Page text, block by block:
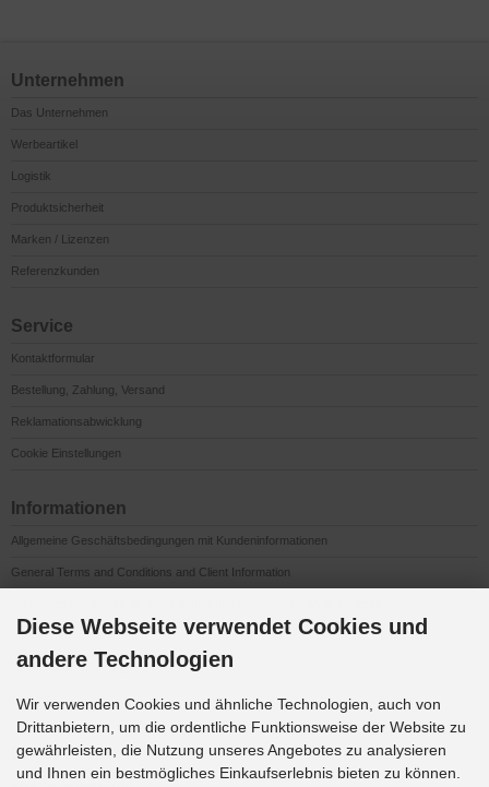
Unternehmen
Das Unternehmen
Werbeartikel
Logistik
Produktsicherheit
Marken / Lizenzen
Referenzkunden
Service
Kontaktformular
Bestellung, Zahlung, Versand
Reklamationsabwicklung
Cookie Einstellungen
Informationen
Allgemeine Geschäftsbedingungen mit Kundeninformationen
General Terms and Conditions and Client Information
Impressum
Datenschutzerklärung
Anfahrt
Downloads
Diese Webseite verwendet Cookies und
andere Technologien
Wir verwenden Cookies und ähnliche Technologien, auch von
Drittanbietern, um die ordentliche Funktionsweise der Website zu
gewährleisten, die Nutzung unseres Angebotes zu analysieren
und Ihnen ein bestmögliches Einkaufserlebnis bieten zu können.